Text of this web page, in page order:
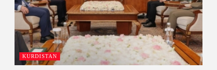
KURDISTAN